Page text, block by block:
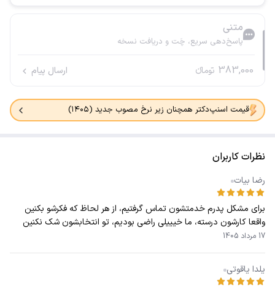
متنی
پاسخ‌دهی سریع، چَت و دریافت نسخه
383,000 تومانء ارسال پیام
قیمت اسنپ‌دکتر همچنان زیر نرخ مصوب جدید (۱۴۰۵)
نظرات کاربران
رضا بیات
برای مشکل پدرم خدمتشون تماس گرفتیم، از هر لحاظ که فکرشو بکنین
واقعا کارشون درسته، ما خیییلی راضی بودیم، تو انتخابشون شک نکنین
17 مرداد 1405
یلدا یاقوتی